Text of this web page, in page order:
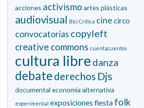
acciones activismo artes plásticas
audiovisual Bici Crítica cine circo
convocatorias copyleft
creative commons cuentacuentos
cultura libre danza
debate derechos Djs
documental economía alternativa
experimental exposiciones fiesta folk